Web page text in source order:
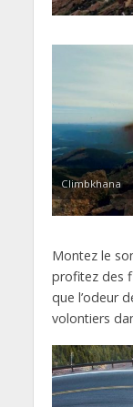
Climbkhana
Montez le
profitez des
que l’odeur
volontiers